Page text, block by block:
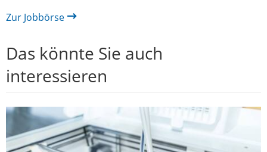
Zur Jobbörse
Das könnte Sie auch
interessieren